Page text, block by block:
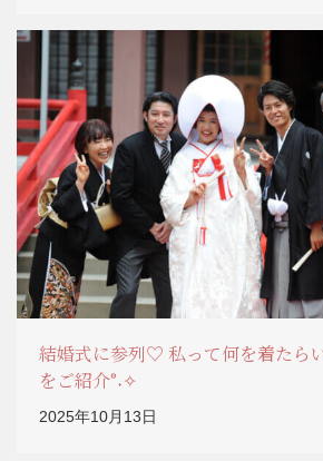
結婚式に参列♡ 私って何を着たら
をご紹介°˖✧
2025年10月13日